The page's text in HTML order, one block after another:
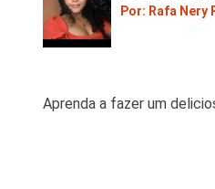
Por: Rafa Nery
Aprenda a fazer um